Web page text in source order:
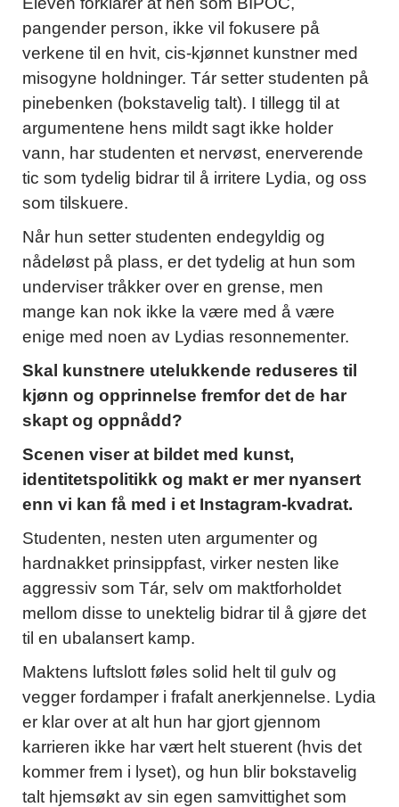
pangender person, ikke vil fokusere på
verkene til en hvit, cis-kjønnet kunstner med
misogyne holdninger. Tár setter studenten på
pinebenken (bokstavelig talt). I tillegg til at
argumentene hens mildt sagt ikke holder
vann, har studenten et nervøst, enerverende
tic som tydelig bidrar til å irritere Lydia, og oss
som tilskuere.
Når hun setter studenten endegyldig og
nådeløst på plass, er det tydelig at hun som
underviser tråkker over en grense, men
mange kan nok ikke la være med å være
enige med noen av Lydias resonnementer.
Skal kunstnere utelukkende reduseres til
kjønn og opprinnelse fremfor det de har
skapt og oppnådd?
Scenen viser at bildet med kunst,
identitetspolitikk og makt er mer nyansert
enn vi kan få med i et Instagram-kvadrat.
Studenten, nesten uten argumenter og
hardnakket prinsippfast, virker nesten like
aggressiv som Tár, selv om maktforholdet
mellom disse to unektelig bidrar til å gjøre det
til en ubalansert kamp.
Maktens luftslott føles solid helt til gulv og
vegger fordamper i frafalt anerkjennelse. Lydia
er klar over at alt hun har gjort gjennom
karrieren ikke har vært helt stuerent (hvis det
kommer frem i lyset), og hun blir bokstavelig
talt hjemsøkt av sin egen samvittighet som